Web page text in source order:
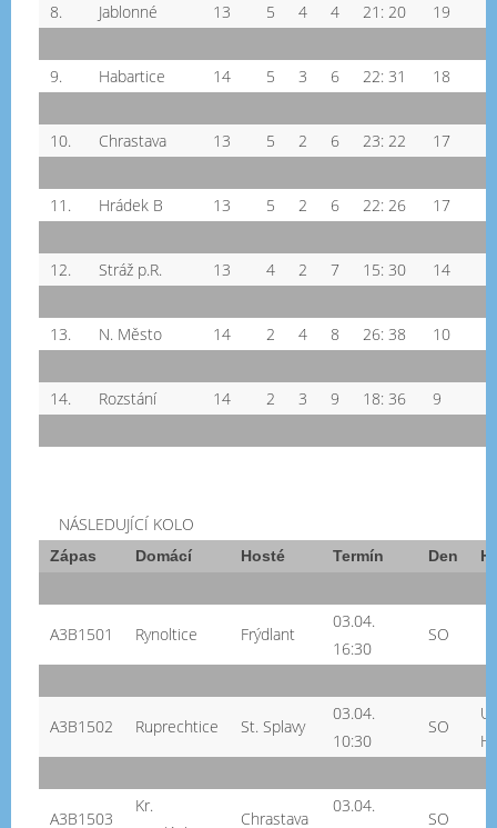
8. Jablonné 13 5 4 4 21: 20 19
9. Habartice 14 5 3 6 22: 31 18
10. Chrastava 13 5 2 6 23: 22 17
11. Hrádek B 13 5 2 6 22: 26 17
12. Stráž p.R. 13 4 2 7 15: 30 14
13. N. Město 14 2 4 8 26: 38 10
14. Rozstání 14 2 3 9 18: 36 9
NÁSLEDUJÍCÍ KOLO
Zápas Domácí Hosté Termín Den
A3B1501 Rynoltice Frýdlant
03.04.
16:30
SO
A3B1502 Ruprechtice St. Splavy
03.04.
10:30
SO
A3B1503
Kr.
Chrastava
03.04.
SO